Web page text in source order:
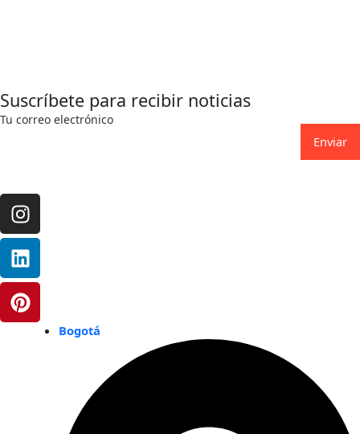
Suscríbete para recibir noticias
Tu correo electrónico
Enviar
Instagram
Linkedin
Pinterest
Bogotá